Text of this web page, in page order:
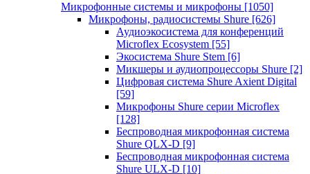
Микрофонные системы и микрофоны [1050]
Микрофоны, радиосистемы Shure [626]
Аудиоэкосистема для конференций
Microflex Ecosystem [55]
Экосистема Shure Stem [6]
Микшеры и аудиопроцессоры Shure [2]
Цифровая система Shure Axient Digital
[59]
Микрофоны Shure серии Microflex
[128]
Беспроводная микрофонная система
Shure QLX-D [9]
Беспроводная микрофонная система
Shure ULX-D [10]